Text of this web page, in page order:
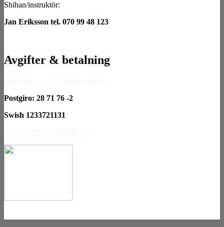
Shihan/instruktör:
Jan Eriksson tel. 070 99 48 123
Avgifter & betalning
Postgiro: 28 71 76 -2
Swish 1233721131